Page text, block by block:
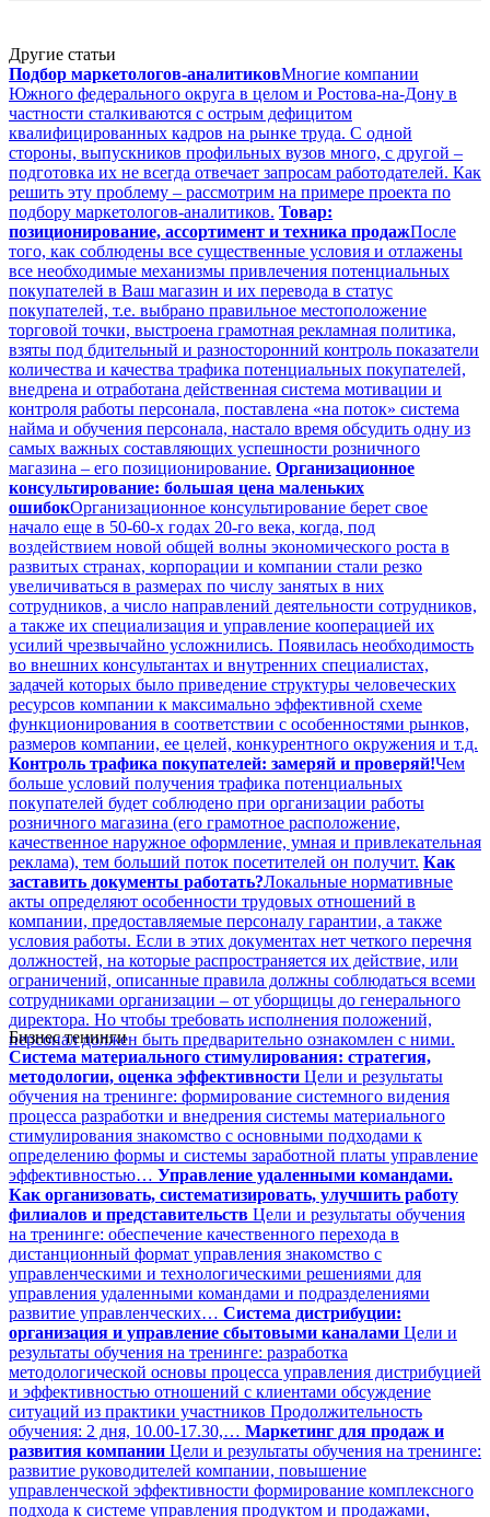
Другие статьи
Подбор маркетологов-аналитиковМногие компании
Южного федерального округа в целом и Ростова-на-Дону в
частности сталкиваются с острым дефицитом
квалифицированных кадров на рынке труда. С одной
стороны, выпускников профильных вузов много, с другой –
подготовка их не всегда отвечает запросам работодателей. Как
решить эту проблему – рассмотрим на примере проекта по
подбору маркетологов-аналитиков. Товар:
позиционирование, ассортимент и техника продажПосле
того, как соблюдены все существенные условия и отлажены
все необходимые механизмы привлечения потенциальных
покупателей в Ваш магазин и их перевода в статус
покупателей, т.е. выбрано правильное местоположение
торговой точки, выстроена грамотная рекламная политика,
взяты под бдительный и разносторонний контроль показатели
количества и качества трафика потенциальных покупателей,
внедрена и отработана действенная система мотивации и
контроля работы персонала, поставлена «на поток» система
найма и обучения персонала, настало время обсудить одну из
самых важных составляющих успешности розничного
магазина – его позиционирование. Организационное
консультирование: большая цена маленьких
ошибокОрганизационное консультирование берет свое
начало еще в 50-60-х годах 20-го века, когда, под
воздействием новой общей волны экономического роста в
развитых странах, корпорации и компании стали резко
увеличиваться в размерах по числу занятых в них
сотрудников, а число направлений деятельности сотрудников,
а также их специализация и управление кооперацией их
усилий чрезвычайно усложнились. Появилась необходимость
во внешних консультантах и внутренних специалистах,
задачей которых было приведение структуры человеческих
ресурсов компании к максимально эффективной схеме
функционирования в соответствии с особенностями рынков,
размеров компании, ее целей, конкурентного окружения и т.д.
Контроль трафика покупателей: замеряй и проверяй!Чем
больше условий получения трафика потенциальных
покупателей будет соблюдено при организации работы
розничного магазина (его грамотное расположение,
качественное наружное оформление, умная и привлекательная
реклама), тем больший поток посетителей он получит. Как
заставить документы работать?Локальные нормативные
акты определяют особенности трудовых отношений в
компании, предоставляемые персоналу гарантии, а также
условия работы. Если в этих документах нет четкого перечня
должностей, на которые распространяется их действие, или
ограничений, описанные правила должны соблюдаться всеми
сотрудниками организации – от уборщицы до генерального
директора. Но чтобы требовать исполнения положений,
персонал должен быть предварительно ознакомлен с ними.
Бизнес тенинги
Система материального стимулирования: стратегия,
методологии, оценка эффективности Цели и результаты
обучения на тренинге: формирование системного видения
процесса разработки и внедрения системы материального
стимулирования знакомство с основными подходами к
определению формы и системы заработной платы управление
эффективностью… Управление удаленными командами.
Как организовать, систематизировать, улучшить работу
филиалов и представительств Цели и результаты обучения
на тренинге: обеспечение качественного перехода в
дистанционный формат управления знакомство с
управленческими и технологическими решениями для
управления удаленными командами и подразделениями
развитие управленческих… Система дистрибуции:
организация и управление сбытовыми каналами Цели и
результаты обучения на тренинге: разработка
методологической основы процесса управления дистрибуцией
и эффективностью отношений с клиентами обсуждение
ситуаций из практики участников Продолжительность
обучения: 2 дня, 10.00-17.30,… Маркетинг для продаж и
развития компании Цели и результаты обучения на тренинге:
развитие руководителей компании, повышение
управленческой эффективности формирование комплексного
подхода к системе управления продуктом и продажами,